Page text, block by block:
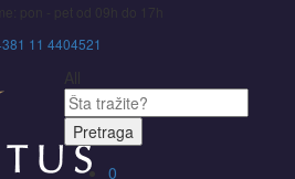
pon - pet od 09h do 17h
11 4404521
All
Pretraga
0